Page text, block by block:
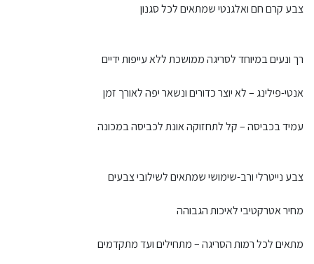
צבע קרם חם ואלגנטי שמתאים לכל סגנון
רך ונעים במיוחד לסריגה ממושכת ללא עייפות ידיים
אנטי-פילינג – לא יוצר כדורים ונשאר יפה לאורך זמן
עמיד בכביסה – קל לתחזוקה אונת לכביסה במכונה
צבע נייטרלי ורב-שימושי שמתאים לשילובי צבעים
מחיר אטרקטיבי לאיכות הגבוהה
מתאים לכל רמות הסריגה – מתחילים ועד מתקדמים